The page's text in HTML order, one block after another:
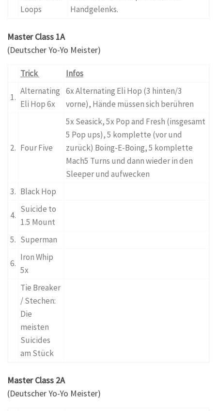
Loops
Handgelenks.
Master Class 1A
(Deutscher Yo-Yo Meister)
Trick Infos
1.
Alternating
Eli Hop 6x
6x Alternating Eli Hop (3 hinten/3
vorne), Hände müssen sich berühren
2. Four Five
5x Seasick, 5x Pop and Fresh (insgesamt
5 Pop ups), 5 komplette (vor und
zurück) Boing-E-Boing, 5 komplette
Mach5 Turns und dann wieder in den
Sleeper und aufwecken
3. Black Hop
4.
Suicide to
1.5 Mount
5. Superman
6.
Iron Whip
5x
Tie Breaker
/ Stechen:
Die
meisten
Suicides
am Stück
Master Class 2A
(Deutscher Yo-Yo Meister)